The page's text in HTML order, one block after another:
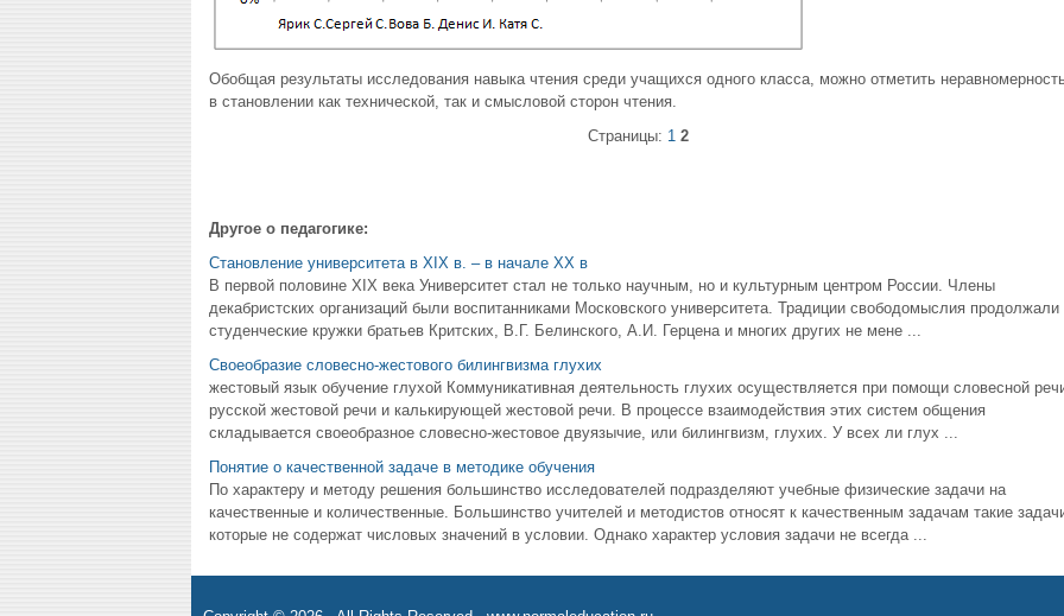
Обобщая результаты исследования навыка чтения среди учащихся одного класса, можно отметить
в становлении как технической, так и смысловой сторон чтения.
Страницы: 1 2
Другое о педагогике:
Становление университета в XIX в. – в начале XX в
В первой половине XIX века Университет стал не только научным, но и культурным центром России. Члены
декабристских организаций были воспитанниками Московского университета. Традиции свободомыслия продолжали
студенческие кружки братьев Критских, В.Г. Белинского, А.И. Герцена и многих других не мене ...
Своеобразие словесно-жестового билингвизма глухих
жестовый язык обучение глухой Коммуникативная деятельность глухих осуществляется при помощи словесной
русской жестовой речи и калькирующей жестовой речи. В процессе взаимодействия этих систем общения
складывается своеобразное словесно-жестовое двуязычие, или билингвизм, глухих. У всех ли глух ...
Понятие о качественной задаче в методике обучения
По характеру и методу решения большинство исследователей подразделяют учебные физические задачи на
качественные и количественные. Большинство учителей и методистов относят к качественным задачам такие
которые не содержат числовых значений в условии. Однако характер условия задачи не всегда ...